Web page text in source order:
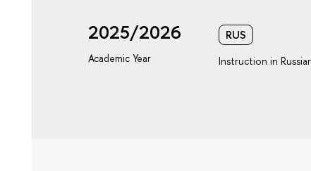
2025/2026
Academic Year
RUS
Instruction in